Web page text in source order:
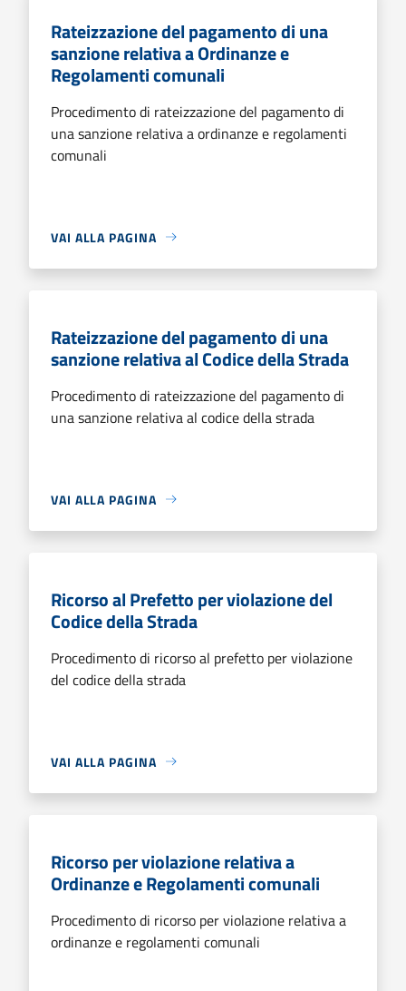
Rateizzazione del pagamento di una
sanzione relativa a Ordinanze e
Regolamenti comunali
Procedimento di rateizzazione del pagamento di
una sanzione relativa a ordinanze e regolamenti
comunali
VAI ALLA PAGINA
Rateizzazione del pagamento di una
sanzione relativa al Codice della Strada
Procedimento di rateizzazione del pagamento di
una sanzione relativa al codice della strada
VAI ALLA PAGINA
Ricorso al Prefetto per violazione del
Codice della Strada
Procedimento di ricorso al prefetto per violazione
del codice della strada
VAI ALLA PAGINA
Ricorso per violazione relativa a
Ordinanze e Regolamenti comunali
Procedimento di ricorso per violazione relativa a
ordinanze e regolamenti comunali